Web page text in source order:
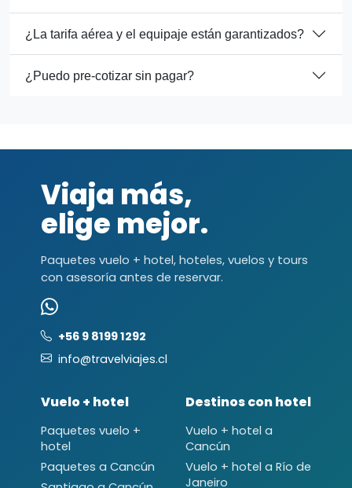
¿La tarifa aérea y el equipaje están garantizados?
¿Puedo pre-cotizar sin pagar?
Viaja más,
elige mejor.
Paquetes vuelo + hotel, hoteles, vuelos y tours
con asesoría antes de reservar.
+56 9 8199 1292
info@travelviajes.cl
Vuelo + hotel
Paquetes vuelo +
hotel
Paquetes a Cancún
Destinos con hotel
Vuelo + hotel a
Cancún
Vuelo + hotel a Río de
Janeiro